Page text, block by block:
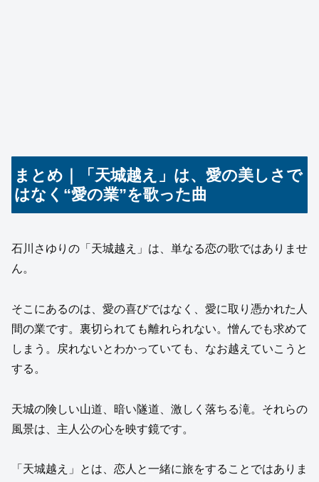
まとめ｜「天城越え」は、愛の美しさで
はなく“愛の業”を歌った曲
石川さゆりの「天城越え」は、単なる恋の歌ではありませ
ん。
そこにあるのは、愛の喜びではなく、愛に取り憑かれた人
間の業です。裏切られても離れられない。憎んでも求めて
しまう。戻れないとわかっていても、なお越えていこうと
する。
天城の険しい山道、暗い隧道、激しく落ちる滝。それらの
風景は、主人公の心を映す鏡です。
「天城越え」とは、恋人と一緒に旅をすることではありま